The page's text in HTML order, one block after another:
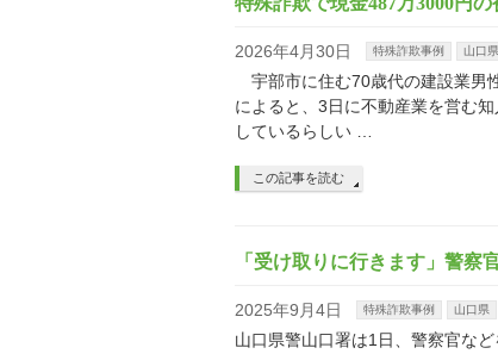
2026年4月30日 特殊詐欺事例 山口県
宇部市に住む70歳代の建設業男
によると、3日に不動産業を営む
しているらしい …
この記事を読む
「受け取りに行きます」警
2025年9月4日 特殊詐欺事例 山口県
山口県警山口署は1日、警察官な